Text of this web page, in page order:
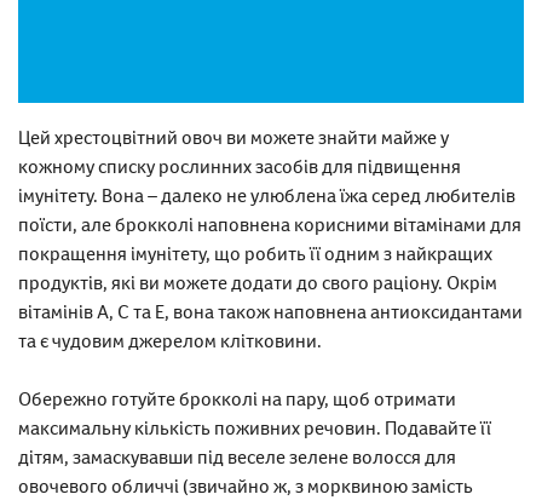
Цей хрестоцвітний овоч ви можете знайти майже у
кожному списку рослинних засобів для підвищення
імунітету. Вона – далеко не улюблена їжа серед любителів
поїсти, але брокколі наповнена корисними вітамінами для
покращення імунітету, що робить її одним з найкращих
продуктів, які ви можете додати до свого раціону. Окрім
вітамінів А, С та Е, вона також наповнена антиоксидантами
та є чудовим джерелом клітковини.
Обережно готуйте брокколі на пару, щоб отримати
максимальну кількість поживних речовин. Подавайте її
дітям, замаскувавши під веселе зелене волосся для
овочевого обличчі (звичайно ж, з морквиною замість